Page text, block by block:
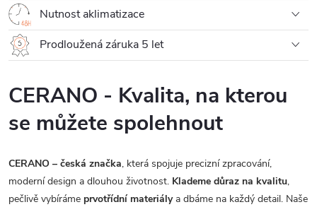
Nutnost aklimatizace
Prodloužená záruka 5 let
CERANO - Kvalita, na kterou
se můžete spolehnout
CERANO – česká značka, která spojuje precizní zpracování,
moderní design a dlouhou životnost. Klademe důraz na kvalitu,
pečlivě vybíráme prvotřídní materiálya dbáme na každý detail. Naše